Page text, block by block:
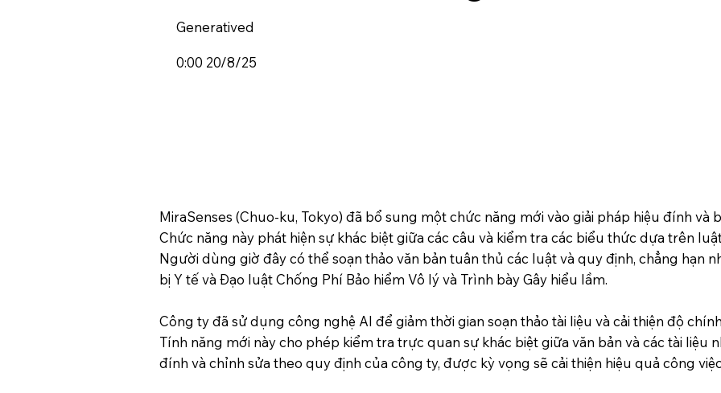
Generatived
0:00 20/8/25
MiraSenses (Chuo-ku, Tokyo) đã bổ sung một chức năng mới vào giải pháp hiệu đính và
Chức năng này phát hiện sự khác biệt giữa các câu và kiểm tra các biểu thức dựa trên
Người dùng giờ đây có thể soạn thảo văn bản tuân thủ các luật và quy định, chẳng hạn
bị Y tế và Đạo luật Chống Phí Bảo hiểm Vô lý và Trình bày Gây hiểu lầm.
Công ty đã sử dụng công nghệ AI để giảm thời gian soạn thảo tài liệu và cải thiện độ
Tính năng mới này cho phép kiểm tra trực quan sự khác biệt giữa văn bản và các tài liệu
đính và chỉnh sửa theo quy định của công ty, được kỳ vọng sẽ cải thiện hiệu quả công